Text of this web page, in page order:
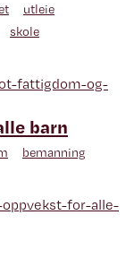
utleie
skole
fattigdom-og-
barn
bemanning
for-alle-